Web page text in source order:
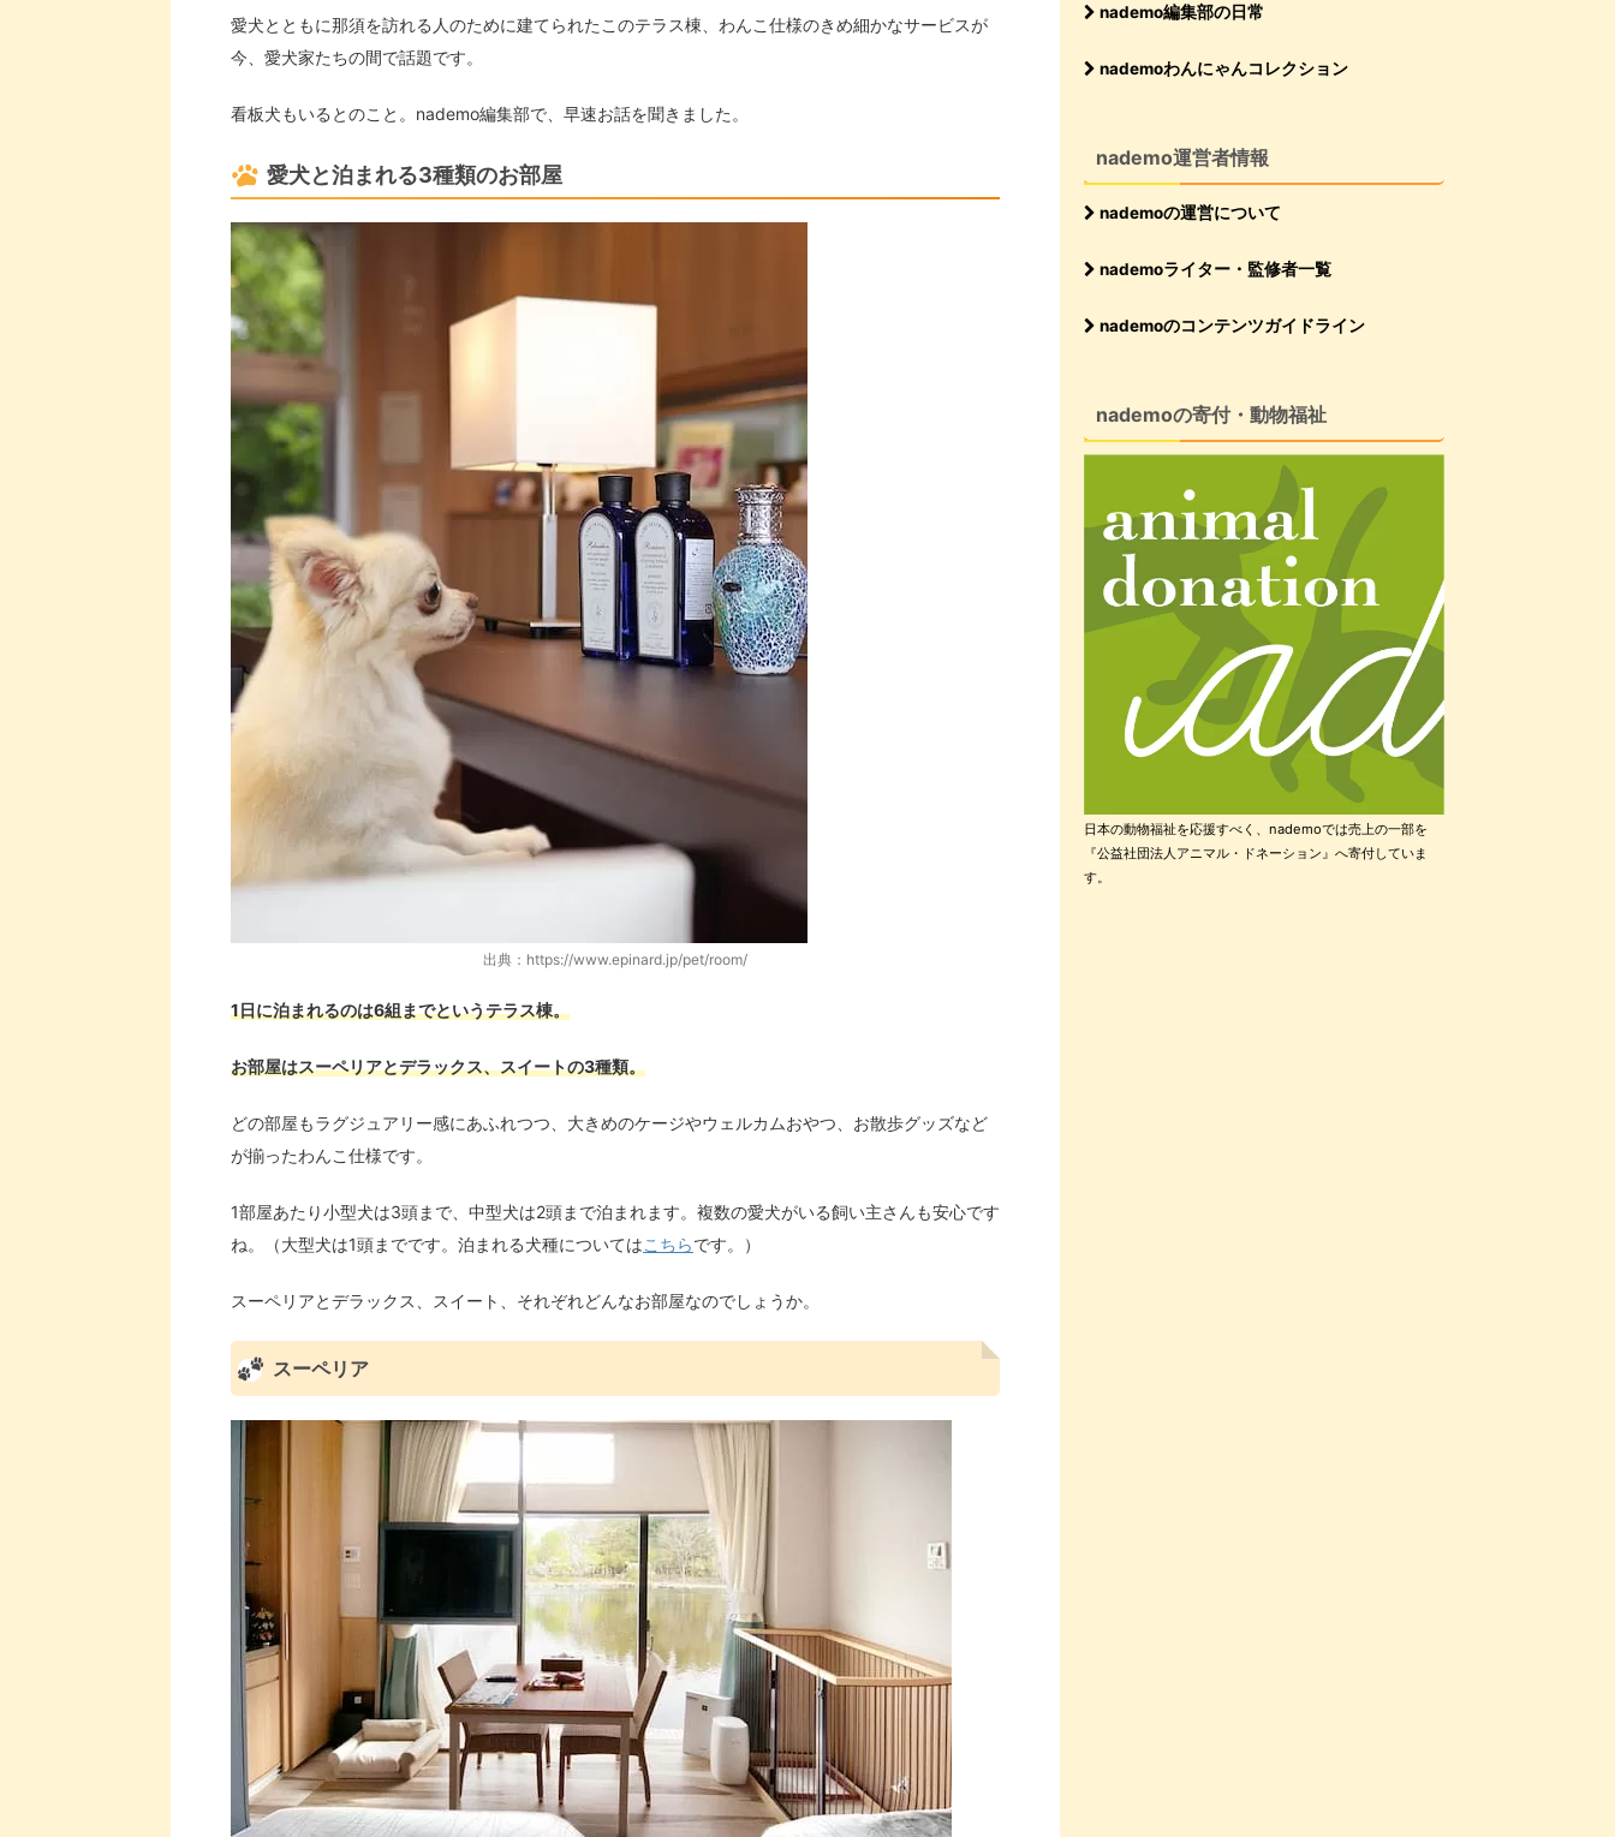
愛犬とともに那須を訪れる人のために建てられたこのテラス棟、わんこ仕様のきめ細かなサービスが
今、愛犬家たちの間で話題です。
看板犬もいるとのこと。nademo編集部で、早速お話を聞きました。
愛犬と泊まれる3種類のお部屋
出典：https://www.epinard.jp/pet/room/
1日に泊まれるのは6組までというテラス棟。
お部屋はスーペリアとデラックス、スイートの3種類。
どの部屋もラグジュアリー感にあふれつつ、大きめのケージやウェルカムおやつ、お散歩グッズなど
が揃ったわんこ仕様です。
1部屋あたり小型犬は3頭まで、中型犬は2頭まで泊まれます。複数の愛犬がいる飼い主さんも安心です
ね。（大型犬は1頭までです。泊まれる犬種についてはこちらです。）
スーペリアとデラックス、スイート、それぞれどんなお部屋なのでしょうか。
スーペリア
nademo編集部の日常
nademoわんにゃんコレクション
nademo運営者情報
nademoの運営について
nademoライター・監修者一覧
nademoのコンテンツガイドライン
nademoの寄付・動物福祉
日本の動物福祉を応援すべく、nademoでは売上の一部を
『公益社団法人アニマル・ドネーション』へ寄付していま
す。